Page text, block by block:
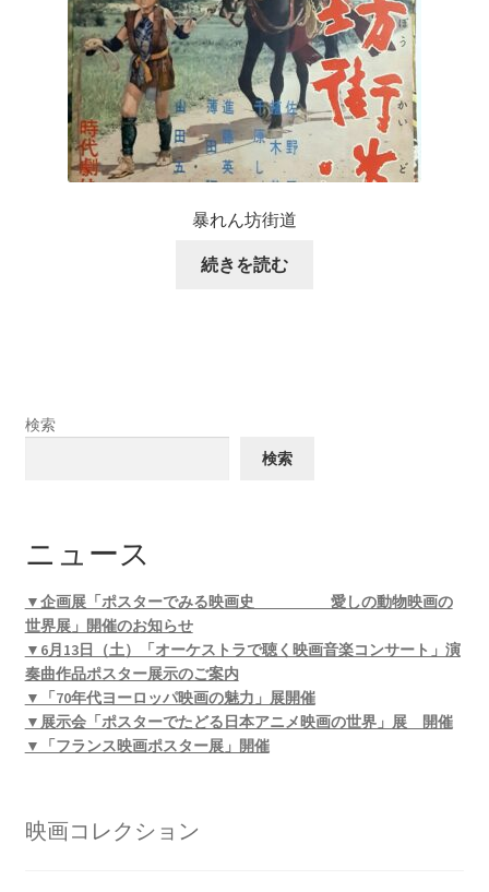
暴れん坊街道
続きを読む
検索
検索
ニュース
▼企画展「ポスターでみる映画史 愛しの動物映画の
世界展」開催のお知らせ
▼6月13日（土）「オーケストラで聴く映画音楽コンサート」演
奏曲作品ポスター展示のご案内
▼「70年代ヨーロッパ映画の魅力」展開催
▼展示会「ポスターでたどる日本アニメ映画の世界」展 開催
▼「フランス映画ポスター展」開催
映画コレクション